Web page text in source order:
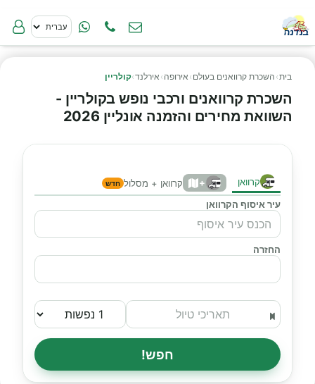
בית› השכרת קרוואנים בעולם › אירופה › אירלנד›קולריין
השכרת קרוואנים ורכבי נופש בקולריין -
השוואת מחירים והזמנה אונליין 2026
קרוואן + קרוואן + מסלול חדש
עיר איסוף הקרוואן
החזרה
חפש!